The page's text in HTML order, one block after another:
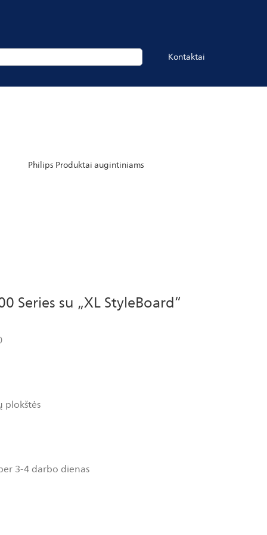
Kontaktai
Philips Produktai augintiniams
Series su „XL StyleBoard“
plokštės
3-4 darbo dienas